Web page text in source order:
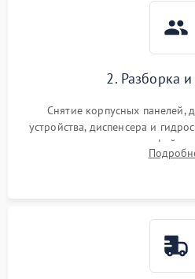
2. Разборка и
Снятие корпусных панелей,
устройства, диспенсера и
внутренних узлов от
Промывка дренажных каналов и